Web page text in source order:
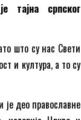
тајна српског
што су нас Свети
и култура, а то су
је део православне